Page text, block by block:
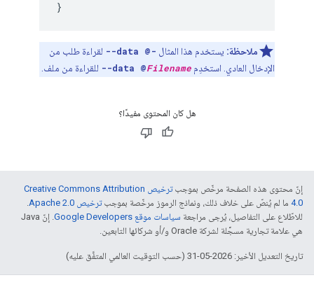
ملاحظة: يستخدم هذا المثال --data @- لقراءة طلب من
الإدخال العادي. استخدِم
--data @Filename للقراءة من ملف.
هل كان المحتوى مفيدًا؟
إنّ محتوى هذه الصفحة مرخّص بموجب
ترخيص Creative Commons Attribution
4.0‏ ما لم يُنصّ على خلاف ذلك، ونماذج الرموز مرخّصة بموجبترخيص Apache 2.0‏
.
للاطّلاع على التفاصيل، يُرجى مراجعة سياسات موقع Google Developers‏
. إنّ Java
هي علامة تجارية مسجَّلة لشركة Oracle و/أو شركائها التابعين.
تاريخ التعديل الأخير: 2026-05-31 (حسب التوقيت العالمي المتفَّق عليه)